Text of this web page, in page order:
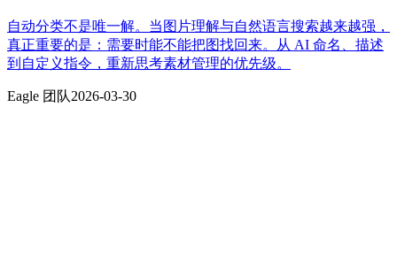
自动分类不是唯一解。当图片理解与自然语言搜索越来越强，
真正重要的是：需要时能不能把图找回来。从 AI 命名、描述
到自定义指令，重新思考素材管理的优先级。
Eagle 团队2026-03-30